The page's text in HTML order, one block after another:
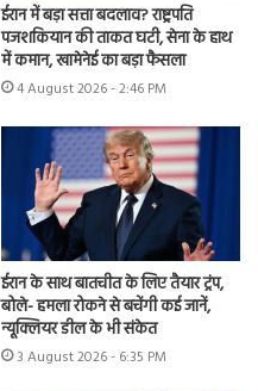
ईरान में बड़ा सत्ता बदलाव? राष्ट्रपति
पजशकियान की ताकत घटी, सेना के हाथ
में कमान, खामेनेई का बड़ा फैसला
4 August 2026 - 2:46 PM
ईरान के साथ बातचीत के लिए तैयार ट्रंप,
बोले- हमला रोकने से बचेंगी कई जानें,
न्यूक्लियर डील के भी संकेत
3 August 2026 - 6:35 PM